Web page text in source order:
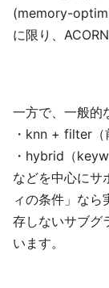
(memory-
に限り、
一方で、一般的
・knn + filter（
・hybrid（
などを中心にサ
ィの条件」なら
存しないサブグ
います。